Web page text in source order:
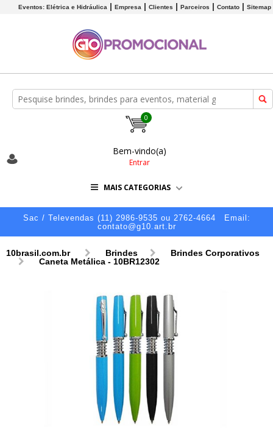
Eventos: Elétrica e Hidráulica Empresa Clientes Parceiros Contato Sitemap
0
Bem-vindo(a)
Entrar
MAIS CATEGORIAS
Sac / Televendas (11) 2986-9535 ou 2762-4664
Email:
contato@g10.art.br
10brasil.com.br Brindes
Brindes Corporativos
Caneta Metálica - 10BR12302